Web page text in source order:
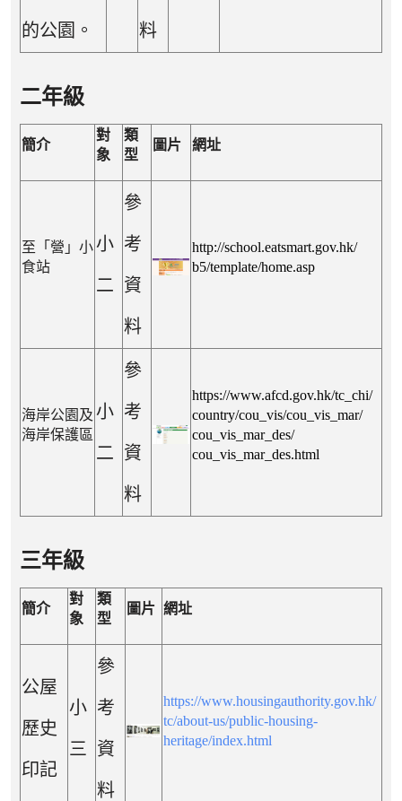
的公園。 料
二年級
簡介
對
象
類
型
圖片 網址
至「營」小
食站
小
二
參
考
資
料
http://school.eatsmart.gov.hk/
b5/template/home.asp
海岸公園及
海岸保護區
小
二
參
考
資
料
https://www.afcd.gov.hk/tc_chi/
country/cou_vis/cou_vis_mar/
cou_vis_mar_des/
cou_vis_mar_des.html
三年級
簡介
對
象
類
型
圖片 網址
公屋
歷史
印記
小
三
參
考
資
料
https://www.housingauthority.gov.hk/
tc/about-us/public-housing-
heritage/index.html